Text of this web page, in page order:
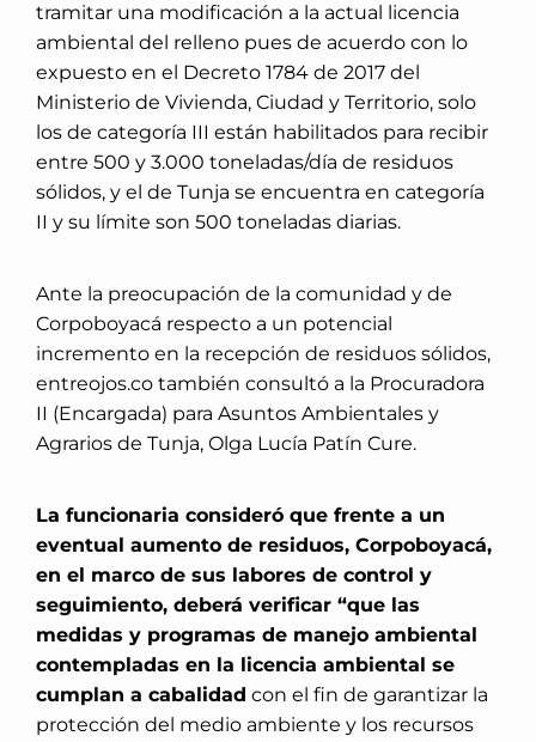
tramitar una modificación a la actual licencia
ambiental del relleno pues de acuerdo con lo
expuesto en el Decreto 1784 de 2017 del
Ministerio de Vivienda, Ciudad y Territorio, solo
los de categoría III están habilitados para recibir
entre 500 y 3.000 toneladas/día de residuos
sólidos, y el de Tunja se encuentra en categoría
II y su límite son 500 toneladas diarias.
Ante la preocupación de la comunidad y de
Corpoboyacá respecto a un potencial
incremento en la recepción de residuos sólidos,
entreojos.co también consultó a la Procuradora
II (Encargada) para Asuntos Ambientales y
Agrarios de Tunja, Olga Lucía Patín Cure.
La funcionaria consideró que frente a un
eventual aumento de residuos, Corpoboyacá,
en el marco de sus labores de control y
seguimiento, deberá verificar “que las
medidas y programas de manejo ambiental
contempladas en la licencia ambiental se
cumplan a cabalidad con el fin de garantizar la
protección del medio ambiente y los recursos